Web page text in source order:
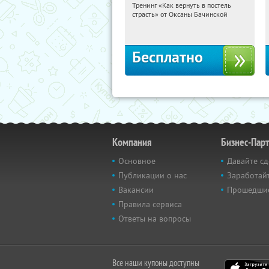
05:57:58 Получили:
Тренинг «Как вернуть в постель
страсть» от Оксаны Бачинской
Бесплатно
Компания
Основное
Публикации о нас
Вакансии
Правила сервиса
Ответы на вопросы
Бизнес-
Давайте
Все наши купоны доступны